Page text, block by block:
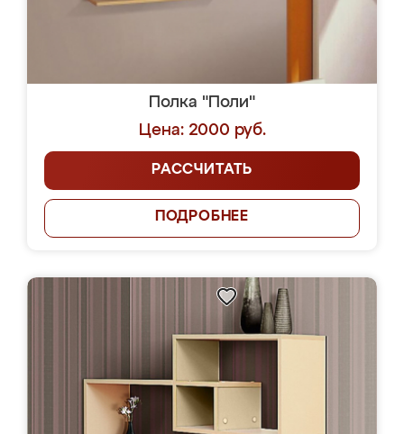
Полка "Поли"
Цена: 2000 руб.
РАССЧИТАТЬ
ПОДРОБНЕЕ